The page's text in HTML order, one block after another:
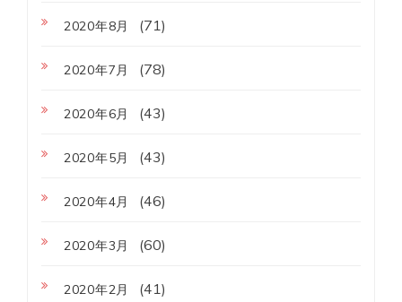
2020年8月 (71)
2020年7月 (78)
2020年6月 (43)
2020年5月 (43)
2020年4月 (46)
2020年3月 (60)
2020年2月 (41)